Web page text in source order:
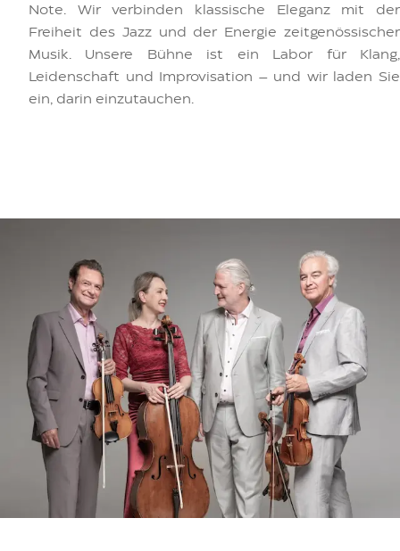
Note. Wir verbinden klassische Eleganz mit der
Freiheit des Jazz und der Energie zeitgenössischer
Musik. Unsere Bühne ist ein Labor für Klang,
Leidenschaft und Improvisation – und wir laden Sie
ein, darin einzutauchen.